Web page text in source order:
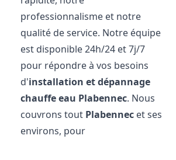
professionnalisme et notre
qualité de service. Notre équipe
est disponible 24h/24 et 7j/7
pour répondre à vos besoins
d'installation et dépannage
chauffe eau Plabennec. Nous
couvrons tout Plabennec et ses
environs, pour